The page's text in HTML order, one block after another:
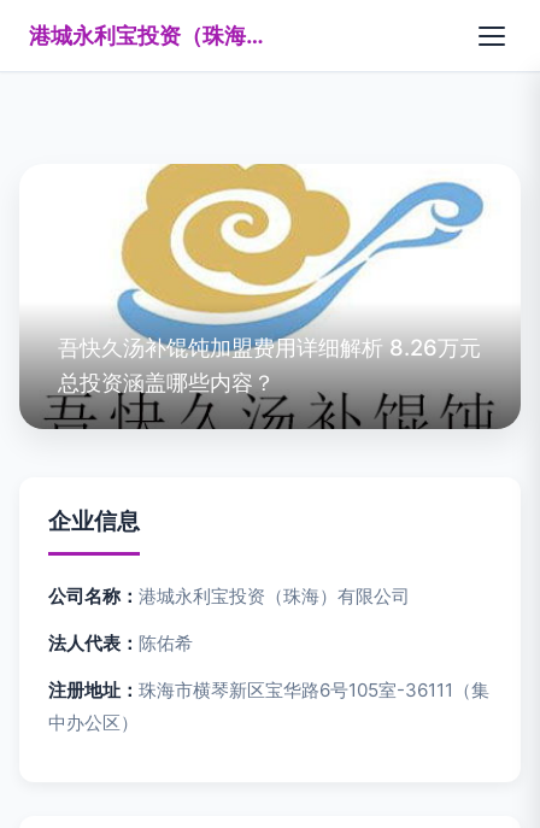
港城永利宝投资（珠海）有限公司
吾快久汤补馄饨加盟费用详细解析 8.26万元
总投资涵盖哪些内容？
企业信息
公司名称： 港城永利宝投资（珠海）有限公司
法人代表： 陈佑希
注册地址： 珠海市横琴新区宝华路6号105室-36111（集
中办公区）